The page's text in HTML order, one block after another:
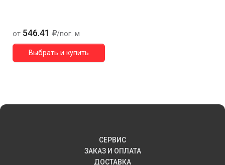
от 546.41 /пог. м
Выбрать и купить
СЕРВИС
ЗАКАЗ И ОПЛАТА
ДОСТАВКА